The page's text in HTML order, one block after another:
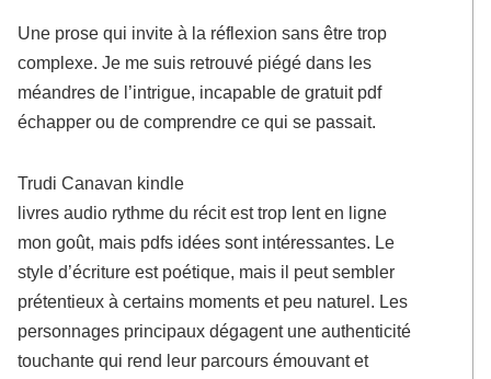
Une prose qui invite à la réflexion sans être trop
complexe. Je me suis retrouvé piégé dans les
méandres de l’intrigue, incapable de gratuit pdf
échapper ou de comprendre ce qui se passait.
Trudi Canavan kindle
livres audio rythme du récit est trop lent en ligne
mon goût, mais pdfs idées sont intéressantes. Le
style d’écriture est poétique, mais il peut sembler
prétentieux à certains moments et peu naturel. Les
personnages principaux dégagent une authenticité
touchante qui rend leur parcours émouvant et